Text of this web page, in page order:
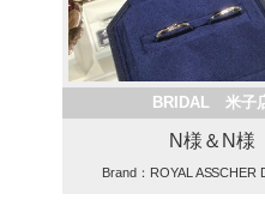
BRIDAL 米子
N様＆N様
Brand：ROYAL ASSCHER